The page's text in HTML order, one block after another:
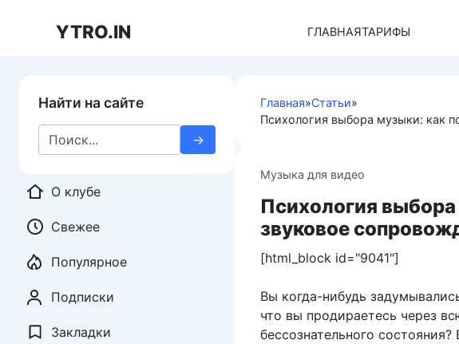
YTRO.IN ГЛАВНАЯТАРИФЫ
Главная»Статьи»
Психология выбора музыки: как
Музыка для видео
Психология
звуковое
[html_block id="9041"]
Вы когда-нибудь
что вы продираетесь через
бессознательного
Найти на сайте
Search
for:
О клубе
Свежее
Популярное
Подписки
Закладки